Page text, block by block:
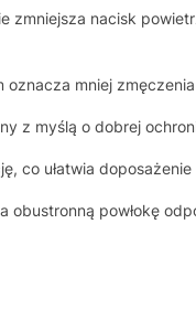
zmniejsza nacisk
oznacza mniej
z myślą o dobrej
co ułatwia
powłokę